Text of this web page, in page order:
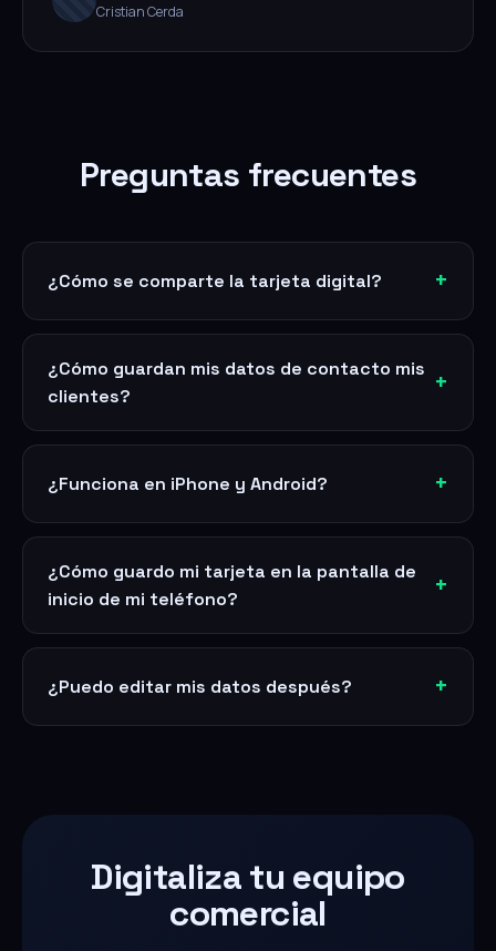
Cristian Cerda
Preguntas frecuentes
¿Cómo se comparte la tarjeta digital?
¿Cómo guardan mis datos de contacto mis
clientes?
¿Funciona en iPhone y Android?
¿Cómo guardo mi tarjeta en la pantalla de
inicio de mi teléfono?
¿Puedo editar mis datos después?
Digitaliza tu equipo
comercial